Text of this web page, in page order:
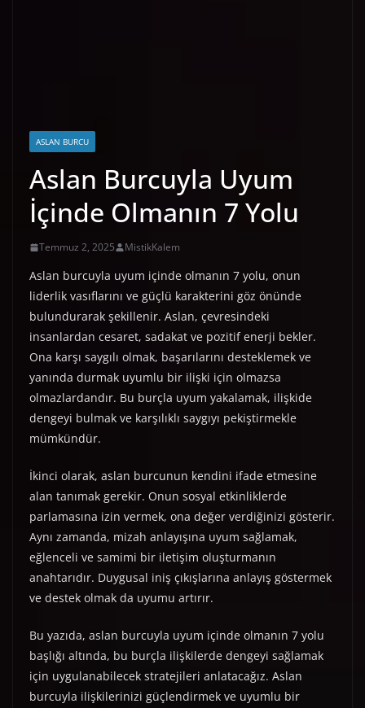
ASLAN BURCU
Aslan Burcuyla Uyum
İçinde Olmanın 7 Yolu
Temmuz 2, 2025 MistikKalem
Aslan burcuyla uyum içinde olmanın 7 yolu, onun
liderlik vasıflarını ve güçlü karakterini göz önünde
bulundurarak şekillenir. Aslan, çevresindeki
insanlardan cesaret, sadakat ve pozitif enerji bekler.
Ona karşı saygılı olmak, başarılarını desteklemek ve
yanında durmak uyumlu bir ilişki için olmazsa
olmazlardandır. Bu burçla uyum yakalamak, ilişkide
dengeyi bulmak ve karşılıklı saygıyı pekiştirmekle
mümkündür.
İkinci olarak, aslan burcunun kendini ifade etmesine
alan tanımak gerekir. Onun sosyal etkinliklerde
parlamasına izin vermek, ona değer verdiğinizi gösterir.
Aynı zamanda, mizah anlayışına uyum sağlamak,
eğlenceli ve samimi bir iletişim oluşturmanın
anahtarıdır. Duygusal iniş çıkışlarına anlayış göstermek
ve destek olmak da uyumu artırır.
Bu yazıda, aslan burcuyla uyum içinde olmanın 7 yolu
başlığı altında, bu burçla ilişkilerde dengeyi sağlamak
için uygulanabilecek stratejileri anlatacağız. Aslan
burcuyla ilişkilerinizi güçlendirmek ve uyumlu bir